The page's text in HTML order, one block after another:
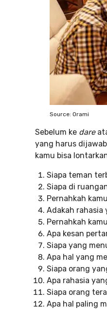
Source: Orami
Sebelum ke dare
yang harus
kamu bisa
Siapa teman
Siapa di
Pernahkah
Adakah rahasia
Pernahkah
Apa kesan
Siapa yang
Apa hal yang
Siapa orang
Apa rahasia
Siapa orang
Apa hal paling